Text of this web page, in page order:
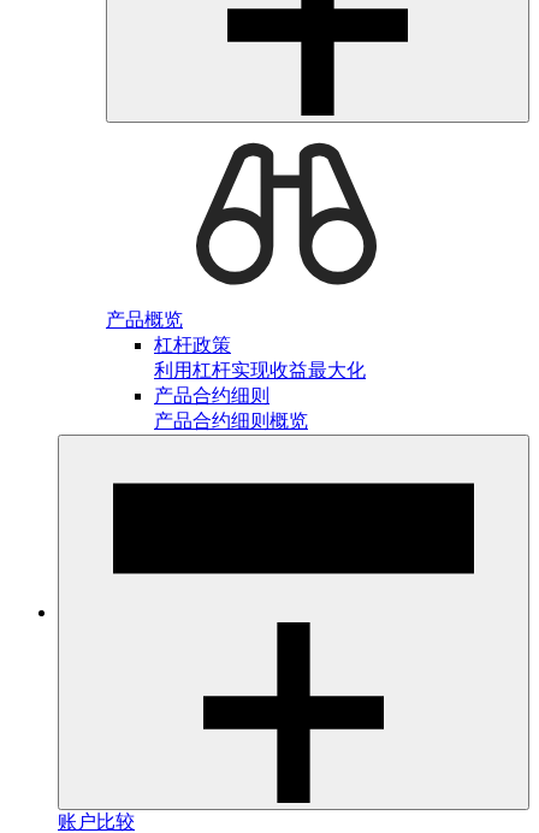
产品概览
杠杆政策
利用杠杆实现收益最大化
产品合约细则
产品合约细则概览
账户比较